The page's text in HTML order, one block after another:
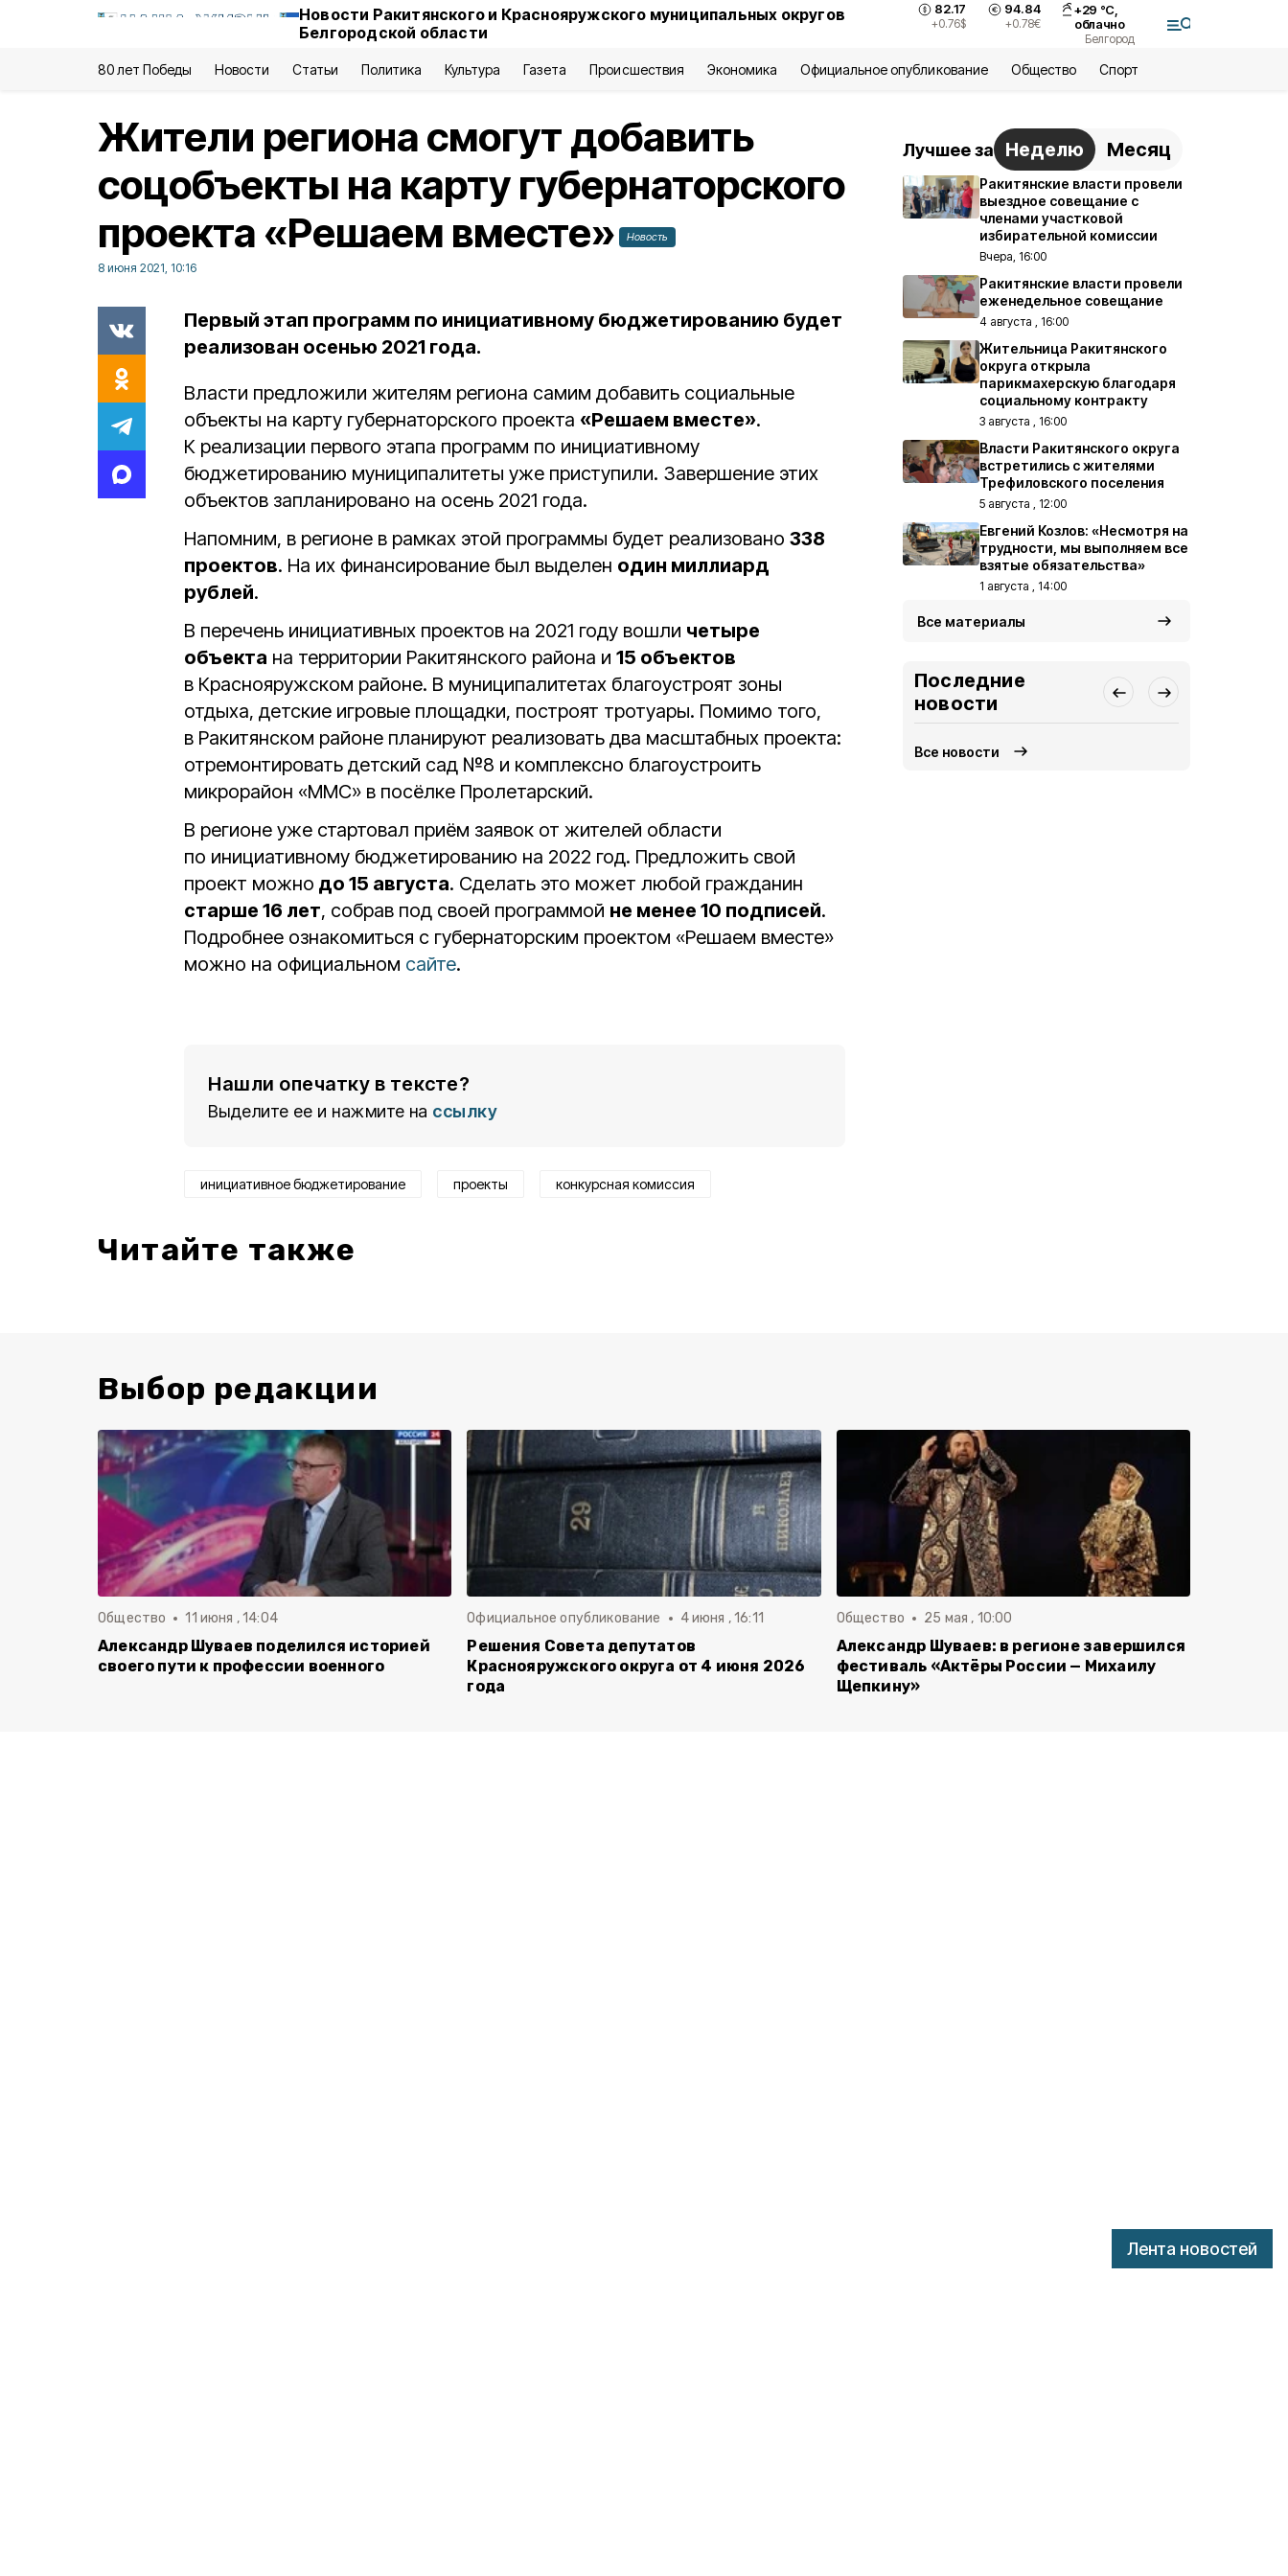
Новости Ракитянского и Краснояружского муниципальных округов
Белгородской области
82.17
+0.76$
94.84
+0.78€
+29 °С,
облачно
Белгород
80 лет Победы Новости Статьи Политика Культура Газета Происшествия Экономика Официальное опубликование Общество Спорт
Лента новостей
Жители региона смогут добавить
соцобъекты на карту губернаторского
проекта «Решаем вместе»
Новость
8 июня 2021, 10:16
Первый этап программ по инициативному бюджетированию будет
реализован осенью 2021 года.
Власти предложили жителям региона самим добавить социальные
объекты на карту губернаторского проекта «Решаем вместе».
К реализации первого этапа программ по инициативному
бюджетированию муниципалитеты уже приступили. Завершение этих
объектов запланировано на осень 2021 года.
Напомним, в регионе в рамках этой программы будет реализовано 338
проектов. На их финансирование был выделен один миллиард
рублей.
В перечень инициативных проектов на 2021 году вошли четыре
объекта на территории Ракитянского района и 15 объектов
в Краснояружском районе. В муниципалитетах благоустроят зоны
отдыха, детские игровые площадки, построят тротуары. Помимо того,
в Ракитянском районе планируют реализовать два масштабных проекта:
отремонтировать детский сад №8 и комплексно благоустроить
микрорайон «ММС» в посёлке Пролетарский.
В регионе уже стартовал приём заявок от жителей области
по инициативному бюджетированию на 2022 год. Предложить свой
проект можно до 15 августа. Сделать это может любой гражданин
старше 16 лет, собрав под своей программой не менее 10 подписей.
Подробнее ознакомиться с губернаторским проектом «Решаем вместе»
можно на официальном сайте.
Нашли опечатку в тексте?
Выделите ее и нажмите на ссылку
инициативное бюджетирование проекты конкурсная комиссия
Читайте также
Лучшее за Неделю Месяц
Ракитянские власти провели
выездное совещание с
членами участковой
избирательной комиссии
Вчера, 16:00
Ракитянские власти провели
еженедельное совещание
4 августа , 16:00
Жительница Ракитянского
округа открыла
парикмахерскую благодаря
социальному контракту
3 августа , 16:00
Власти Ракитянского округа
встретились с жителями
Трефиловского поселения
5 августа , 12:00
Евгений Козлов: «Несмотря на
трудности, мы выполняем все
взятые обязательства»
1 августа , 14:00
Все материалы
Последние
новости
Все новости
Выбор редакции
Общество 11 июня , 14:04
Александр Шуваев поделился историей
своего пути к профессии военного
Официальное опубликование 4 июня , 16:11
Решения Совета депутатов
Краснояружского округа от 4 июня 2026
года
Общество 25 мая , 10:00
Александр Шуваев: в регионе завершился
фестиваль «Актёры России — Михаилу
Щепкину»